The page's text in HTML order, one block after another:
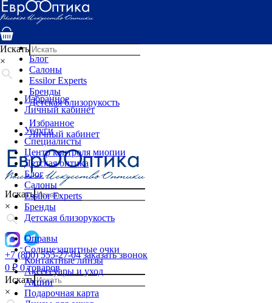
Услуги
Специалисты
Детская оптика
Блог
Салоны
Essilor Experts
Бренды
Детская близорукость
Избранное
Личный кабинет
Искать
×
+7 (800) 555-27-04 заказать звонок
0 ₽ 0 товаров
Искать
×
Искать
×
Избранное
Личный кабинет
Услуги
Специалисты
Центр контроля миопии
Детская оптика
Блог
Салоны
Essilor Experts
Бренды
Детская близорукость
Оправы
Солнцезащитные очки
Контактные линзы
Аксессуары и уход
Акции
Подарочная карта